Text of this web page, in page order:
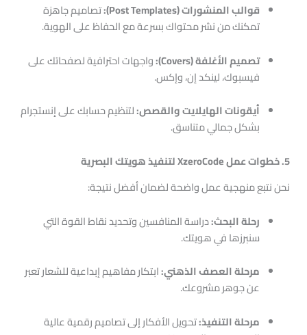
قوالب المنشورات (Post Templates):
تصاميم جاهزة
تمكنك من نشر محتواك بسرعة مع الحفاظ على الهوية.
تصميم الأغلفة (Covers):
واجهات احترافية لصفحاتك على
فيسبوك، لينكد إن، وإكس.
أيقونات الهايلايت والقصص:لتنظيم حسابك على إنستجرام
بشكل جمالي متناسق.
5. خطوات عمل XzeroCode لتنفيذ هويتك البصرية
نحن نتبع منهجية عمل واضحة لضمان أفضل نتيجة:
رحلة البحث:دراسة المنافسين وتحديد نقاط القوة التي
سنبرزها في هويتك.
مرحلة العصف الذهني:ابتكار مفاهيم إبداعية للشعار تعبر
عن جوهر مشروعك.
مرحلة التنفيذ:تحويل الأفكار إلى تصاميم رقمية عالية